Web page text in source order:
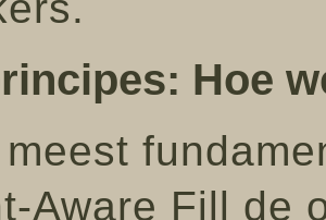
Hoe
Aware Fill de